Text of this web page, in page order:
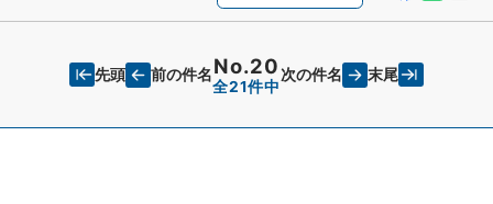
先頭 前の件名No.20
全21件中
次の件名 末尾